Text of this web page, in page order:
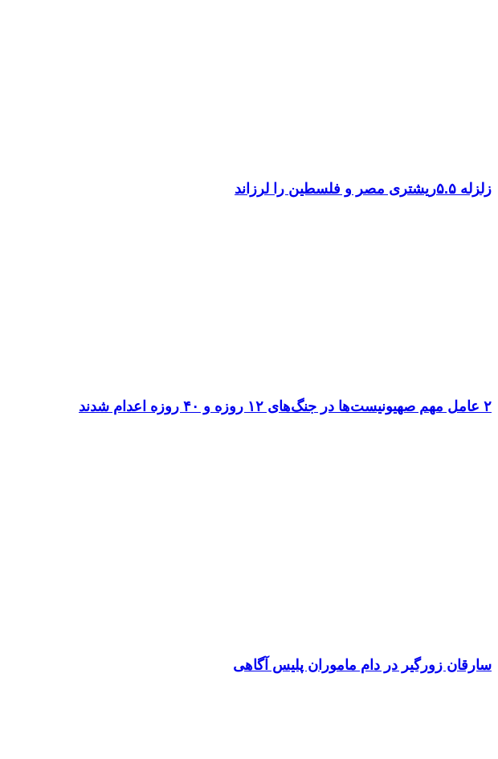
زلزله ۵.۵ریشتری مصر و فلسطین را لرزاند
۲ عامل مهم صهیونیست‌ها در جنگ‌های ۱۲ روزه و ۴۰ روزه اعدام شدند
سارقان زورگیر در دام ماموران پلیس آگاهی